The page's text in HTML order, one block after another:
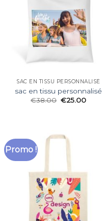
SAC EN TISSU PERSONNALISÉ
sac en tissu personnalisé
€38.00 €25.00
Promo !